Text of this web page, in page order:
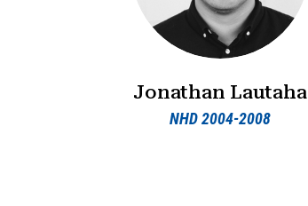
Jonathan Lautaha
NHD 2004-2008